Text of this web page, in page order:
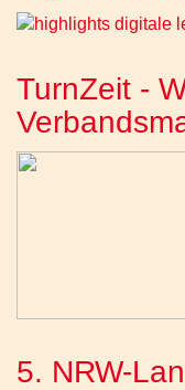
TurnZeit -
5. NRW-